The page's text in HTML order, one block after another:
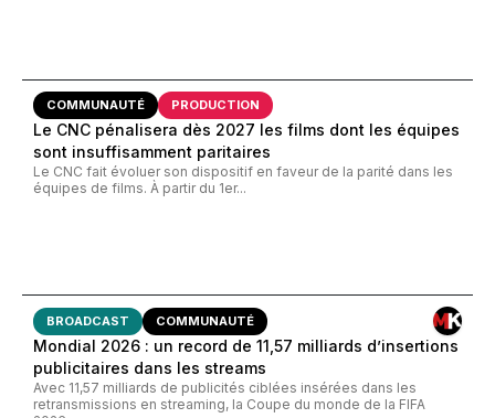
COMMUNAUTÉ PRODUCTION
Le CNC pénalisera dès 2027 les films dont les équipes
sont insuffisamment paritaires
Le CNC fait évoluer son dispositif en faveur de la parité dans les
équipes de films. À partir du 1er...
BROADCAST COMMUNAUTÉ
Mondial 2026 : un record de 11,57 milliards d’insertions
publicitaires dans les streams
Avec 11,57 milliards de publicités ciblées insérées dans les
retransmissions en streaming, la Coupe du monde de la FIFA